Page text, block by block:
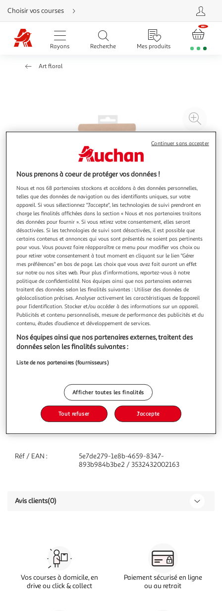
Aller
directement
au
contenu
Aller
directement
Aller
besoin
Choisir vos courses
Rayons Recherche Mes produits
Art floral
à
GRAINE CRÉATIVE
Fleurs séchées décoratives camomille 10 g
Personnalisez vos bougies, vos travaux de papeterie ou vos
paquets cadeaux avec ces 10 g de fleurs séchées de
camomille.
En savoir +
Afficher le prix
Réf / EAN :
5e7de279-1e8b-4659-8347-
893b984b3be2 / 3532432002163
Avis clients(0)
Vos courses à domicile, en
drive ou click & collect
Paiement sécurisé en ligne
ou au retrait
Nous prenons à coeur de protéger vos données !
Nous et nos 68 partenaires stockons et accédons à des données personnelles,
telles que des données de navigation ou des identifiants uniques, sur votre
appareil. Si vous sélectionnez "J'accepte", les technologies de suivi prendront en
charge les finalités affichées dans la section « Nous et nos partenaires traitons
des données pour fournir ». Si vous retirez votre consentement, elles seront
désactivées. Si les technologies de suivi sont désactivées, il est possible que
certains contenus et annonces qui vous sont présentés ne soient pas pertinents
pour vous. Vous pouvez faire réapparaître ce menu pour modifier vos choix ou
pour retirer votre consentement à tout moment en cliquant sur le lien "Gérer
mes préférences" en bas de page. Les choix que vous avez fait auront un effet
sur notre ou nos sites web. Pour plus d’informations, reportez-vous à notre
politique de confidentialité. Nos équipes ainsi que nos partenaires externes
traitent des données selon les finalités suivantes : Utiliser des données de
géolocalisation précises. Analyser activement les caractéristiques de l’appareil
pour l’identification. Stocker et/ou accéder à des informations sur un appareil.
Publicités et contenu personnalisés, mesure de performance des publicités et du
contenu, études d’audience et développement de services.
Nos équipes ainsi que nos partenaires externes, traitent des
données selon les finalités suivantes :
Liste de nos partenaires (fournisseurs)
Afficher toutes les finalités
Tout refuser J'accepte
Continuer sans accepter